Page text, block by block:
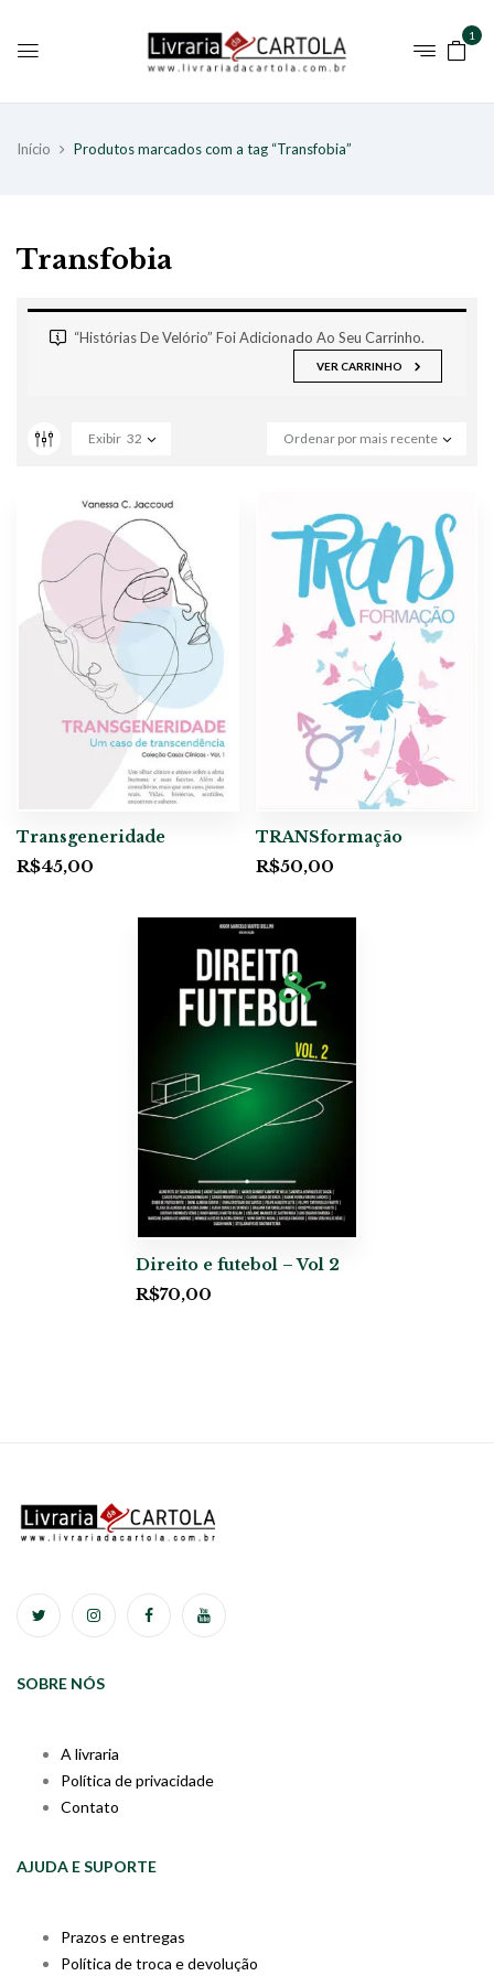
1
Início Produtos marcados com a tag “Transfobia”
Transfobia
“Histórias De Velório” Foi Adicionado Ao Seu Carrinho.
VER CARRINHO
Ordenar por mais recente
Exibir 32
Transgeneridade
R$45,00
TRANSformação
R$50,00
Direito e futebol – Vol 2
R$70,00
SOBRE NÓS
A livraria
Política de privacidade
Contato
AJUDA E SUPORTE
Prazos e entregas
Política de troca e devolução